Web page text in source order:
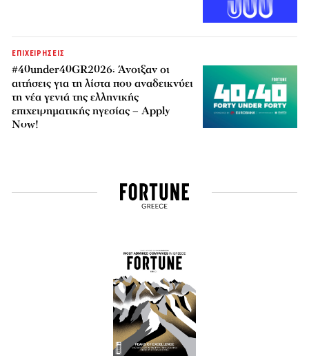
ΕΠΙΧΕΙΡΗΣΕΙΣ
#40under40GR2026: Άνοιξαν οι
αιτήσεις για τη λίστα που αναδεικνύει
τη νέα γενιά της ελληνικής
επιχειρηματικής ηγεσίας – Apply
Now!